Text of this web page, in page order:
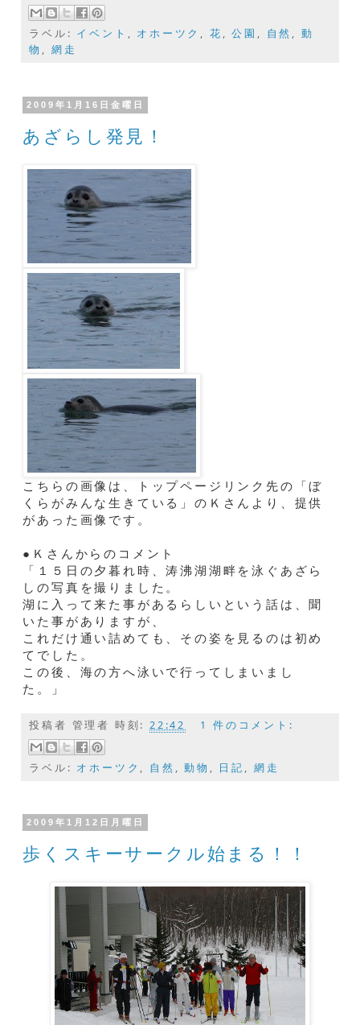
ラベル: イベント , オホーツク , 花 ,公園 , 自然 , 動
物 , 網走
2009年1月16日金曜日
あざらし発見！
こちらの画像は、トップページリンク先の「ぼ
くらがみんな生きている」のＫさんより、提供
があった画像です。
●Ｋさんからのコメント
「１５日の夕暮れ時、涛沸湖湖畔を泳ぐあざら
しの写真を撮りました。
湖に入って来た事があるらしいという話は、聞
いた事がありますが、
これだけ通い詰めても、その姿を見るのは初め
てでした。
この後、海の方へ泳いで行ってしまいまし
た。」
投稿者 管理者 時刻:22:42 1 件のコメント:
ラベル: オホーツク , 自然 ,動物 , 日記 , 網走
2009年1月12日月曜日
歩くスキーサークル始まる！！